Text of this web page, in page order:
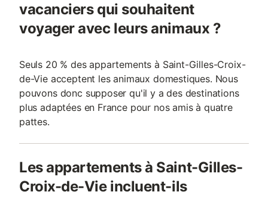
vacanciers qui souhaitent
voyager avec leurs animaux ?
Seuls 20 % des appartements à Saint-Gilles-Croix-
de-Vie acceptent les animaux domestiques. Nous
pouvons donc supposer qu'il y a des destinations
plus adaptées en France pour nos amis à quatre
pattes.
Les appartements à Saint-Gilles-
Croix-de-Vie incluent-ils